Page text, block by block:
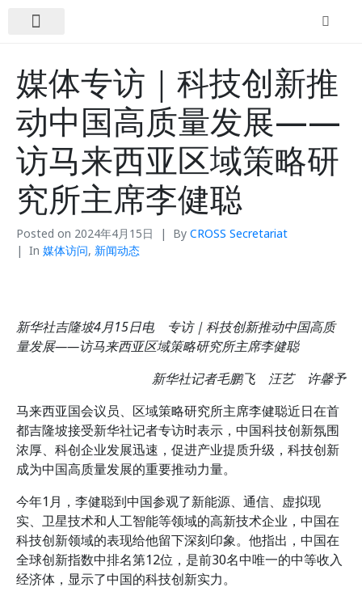
媒体专访｜科技创新推
动中国高质量发展——
访马来西亚区域策略研
究所主席李健聪
Posted on 2024年4月15日 By CROSS Secretariat
In 媒体访问, 新闻动态
新华社吉隆坡4月15日电 专访｜科技创新推动中国高质
量发展——访马来西亚区域策略研究所主席李健聪
新华社记者毛鹏飞 汪艺 许馨予
马来西亚国会议员、区域策略研究所主席李健聪近日在首
都吉隆坡接受新华社记者专访时表示，中国科技创新氛围
浓厚、科创企业发展迅速，促进产业提质升级，科技创新
成为中国高质量发展的重要推动力量。
今年1月，李健聪到中国参观了新能源、通信、虚拟现
实、卫星技术和人工智能等领域的高新技术企业，中国在
科技创新领域的表现给他留下深刻印象。他指出，中国在
全球创新指数中排名第12位，是前30名中唯一的中等收入
经济体，显示了中国的科技创新实力。